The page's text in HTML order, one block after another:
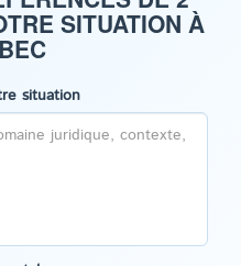
SITUATION À
situation